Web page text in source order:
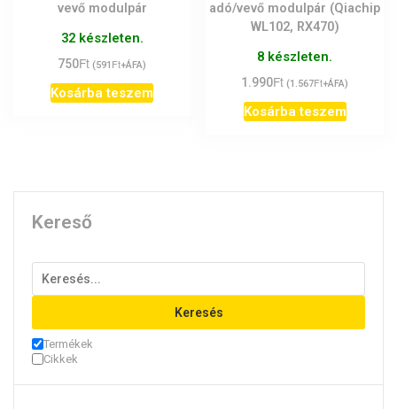
vevő modulpár
32 készleten.
750Ft (591 Ft+ÁFA)
Kosárba teszem
adó/vevő modulpár (Qiachip
WL102, RX470)
8 készleten.
1.990Ft (1.567Ft+ÁFA)
Kosárba teszem
Kereső
Keresés
Termékek
Cikkek